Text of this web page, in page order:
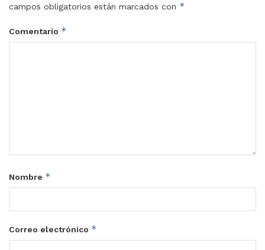
campos obligatorios están marcados con *
Comentario *
Nombre *
Correo electrónico *